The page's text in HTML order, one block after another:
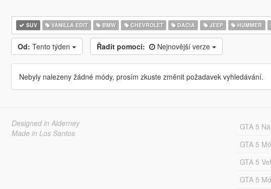
SUV VANILLA EDIT BMW CHEVROLET DACIA JEEP HUMMER
Od: Tento týden Řadit pomocí: Nejnovější verze
Nebyly nalezeny žádné módy, prosím zkuste změnit požadavek vyhledávání.
Designed in Alderney
Made in Los Santos
GTA 5
GTA 5
GTA 5
GTA 5